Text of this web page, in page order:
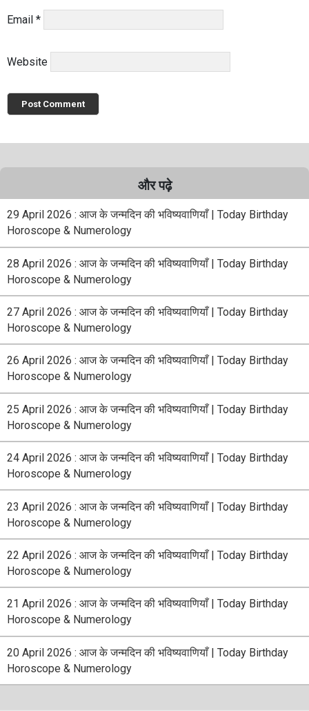
Email *
Website
और पढ़े
29 April 2026 : आज के जन्मदिन की भविष्यवाणियाँ | Today Birthday
Horoscope & Numerology
28 April 2026 : आज के जन्मदिन की भविष्यवाणियाँ | Today Birthday
Horoscope & Numerology
27 April 2026 : आज के जन्मदिन की भविष्यवाणियाँ | Today Birthday
Horoscope & Numerology
26 April 2026 : आज के जन्मदिन की भविष्यवाणियाँ | Today Birthday
Horoscope & Numerology
25 April 2026 : आज के जन्मदिन की भविष्यवाणियाँ | Today Birthday
Horoscope & Numerology
24 April 2026 : आज के जन्मदिन की भविष्यवाणियाँ | Today Birthday
Horoscope & Numerology
23 April 2026 : आज के जन्मदिन की भविष्यवाणियाँ | Today Birthday
Horoscope & Numerology
22 April 2026 : आज के जन्मदिन की भविष्यवाणियाँ | Today Birthday
Horoscope & Numerology
21 April 2026 : आज के जन्मदिन की भविष्यवाणियाँ | Today Birthday
Horoscope & Numerology
20 April 2026 : आज के जन्मदिन की भविष्यवाणियाँ | Today Birthday
Horoscope & Numerology